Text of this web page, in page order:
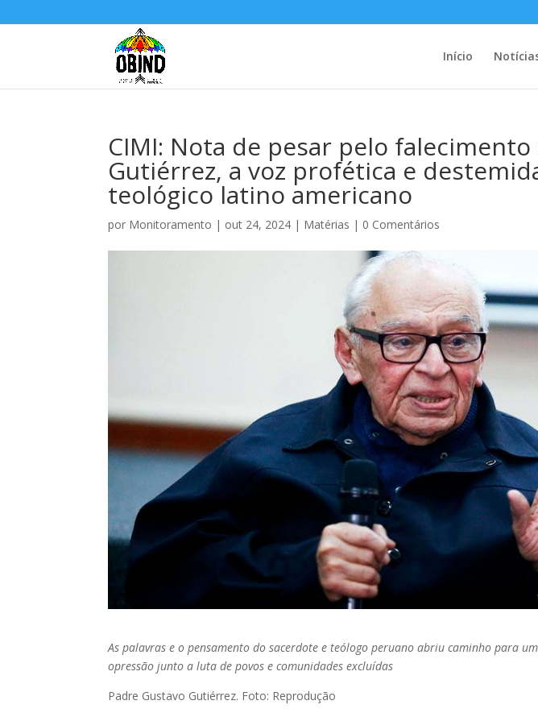
Início
CIMI: Nota de pesar pelo falecimento
Gutiérrez, a voz profética e
teológico latino americano
por Monitoramento | out 24, 2024 | Matérias | 0 Comentários
As palavras e o pensamento do sacerdote e teólogo peruano abriu caminho para
opressão junto a luta de povos e comunidades excluídas
Padre Gustavo Gutiérrez. Foto: Reprodução